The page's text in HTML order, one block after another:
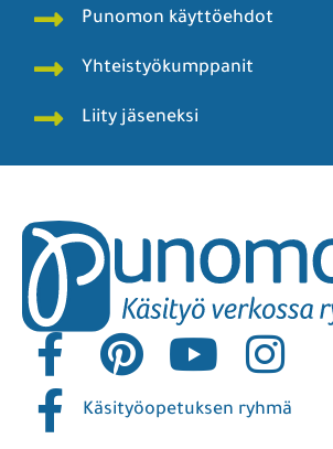
Punomon käyttöehdot
Yhteistyökumppanit
Liity jäseneksi
Käsityöopetuksen ryhmä